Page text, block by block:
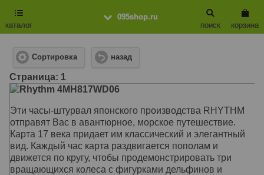
095shop.ru
каталог
корзина
поиск
Сортировка назад
Cтраница: 1
Rhythm 4MH817WD06
Эти часы-штурвал японского производства RHYTHM
отправят Вас в авантюрное, морское путешествие.
Карта 17 века придает им классический и элегантный
вид. Каждый час карта раздвигается пополам и
движется по кругу, чтобы продемонстрировать три
вращающихся колеса с фигурками дельфинов и